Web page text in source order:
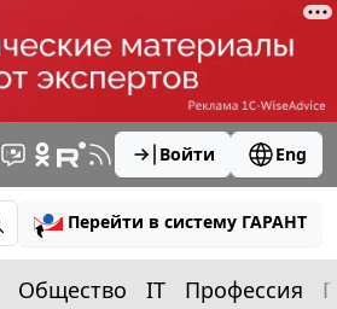
Войти Eng
Перейти в систему ГАРАНТ
Общество IT Профессия